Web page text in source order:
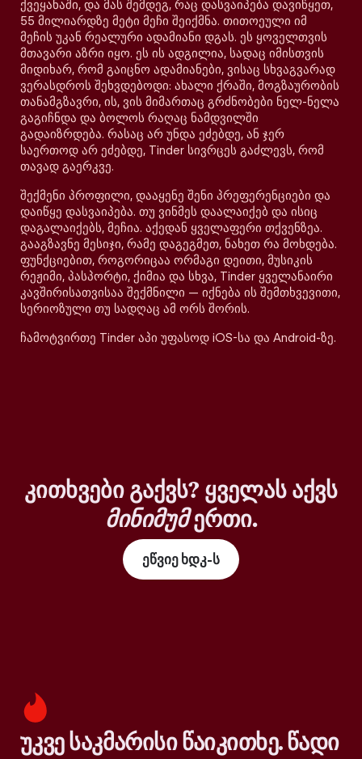
ქვეყანაში, და მას შემდეგ, რაც დასვაიპება დავიწყეთ,
55 მილიარდზე მეტი მეჩი შეიქმნა. თითოეული იმ
მეჩის უკან რეალური ადამიანი დგას. ეს ყოველთვის
მთავარი აზრი იყო. ეს ის ადგილია, სადაც იმისთვის
მიდიხარ, რომ გაიცნო ადამიანები, ვისაც სხვაგვარად
ვერასდროს შეხვდებოდი: ახალი ქრაში, მოგზაურობის
თანამგზავრი, ის, ვის მიმართაც გრძნობები ნელ-ნელა
გაგიჩნდა და ბოლოს რაღაც ნამდვილში
გადაიზრდება. რასაც არ უნდა ეძებდე, ან ჯერ
საერთოდ არ ეძებდე, Tinder სივრცეს გაძლევს, რომ
თავად გაერკვე.
შექმენი პროფილი, დააყენე შენი პრეფერენციები და
დაიწყე დასვაიპება. თუ ვინმეს დაალაიქებ და ისიც
დაგალაიქებს, მეჩია. აქედან ყველაფერი თქვენზეა.
გააგზავნე მესიჯი, რამე დაგეგმეთ, ნახეთ რა მოხდება.
ფუნქციებით, როგორიცაა ორმაგი დეითი, მუსიკის
რეჟიმი, პასპორტი, ქიმია და სხვა, Tinder ყველანაირი
კავშირისათვისაა შექმნილი — იქნება ის შემთხვევითი,
სერიოზული თუ სადღაც ამ ორს შორის.
ჩამოტვირთე Tinder აპი უფასოდ iOS-სა და Android-ზე.
კითხვები გაქვს? ყველას აქვს
მინიმუმერთი.
ეწვიე ხდკ-ს
უკვე საკმარისი წაიკითხე. წადი